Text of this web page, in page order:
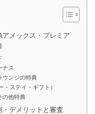
メックス・プレミア
ナス
ウンジの特典
・ステイ・ギフト）
の他特典
デメリットと審査